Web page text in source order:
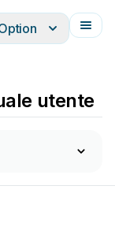
utente